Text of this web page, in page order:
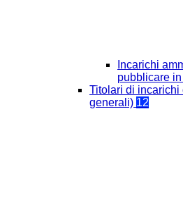
Incarichi
pubblicare
Titolari di
generali) 12